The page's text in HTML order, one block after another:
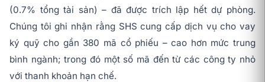
(0.7% tổng tài sản) – đã được trích lập hết dự phòng.
Chúng tôi ghi nhận rằng SHS cung cấp dịch vụ cho vay
ký quỹ cho gần 380 mã cổ phiếu – cao hơn mức trung
bình ngành; trong đó một số mã đến từ các công ty nhỏ
với thanh khoản hạn chế.